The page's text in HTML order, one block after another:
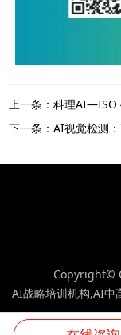
上一条：科理AI—ISO
下一条：AI视觉检测
Copyright©
AI战略培训机构,AI中
版权所有：科理咨询